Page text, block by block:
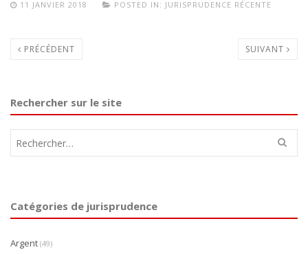
11 JANVIER 2018 POSTED IN: JURISPRUDENCE RÉCENTE
PRÉCÉDENT SUIVANT
Rechercher sur le site
Catégories de jurisprudence
Argent (49)